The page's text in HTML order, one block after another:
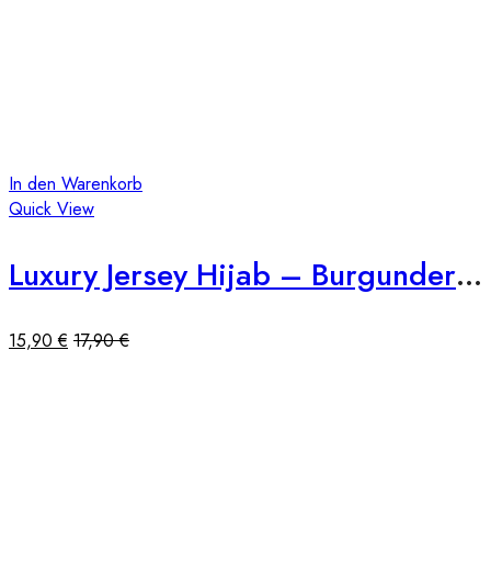
In den Warenkorb
Quick View
Luxury Jersey Hijab – Burgunderrot
15,90€ 17,90€